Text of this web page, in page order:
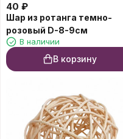
40 ₽
Шар из ротанга темно-
розовый D-8-9см
В наличии
В корзину